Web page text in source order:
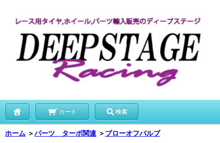
カート 検索
ホーム ＞パーツ ターボ関連 ＞ ブローオフバルブ